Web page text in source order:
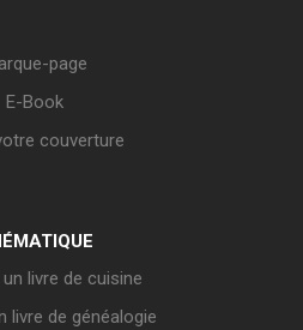
page
E-Book
couverture
livre de cuisine
livre de généalogie